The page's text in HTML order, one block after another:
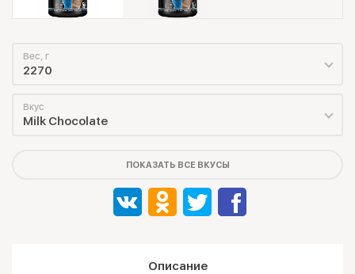
Вес, г
2270
Вкус
Milk Chocolate
ПОКАЗАТЬ ВСЕ ВКУСЫ
Описание